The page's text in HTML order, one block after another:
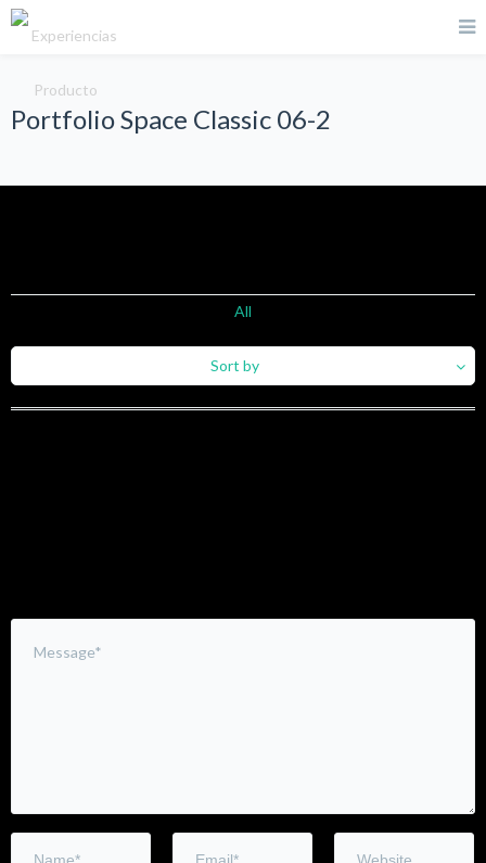
Portfolio Space Classic 06-2
All
Sort by